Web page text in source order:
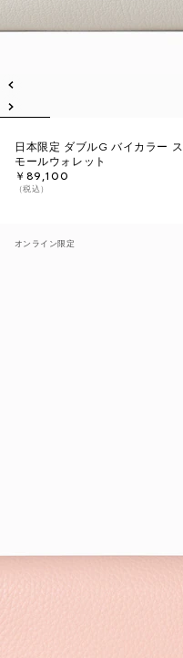
日本限定 ダブルG バイカラー ス
モールウォレット
￥89,100
（税込）
オンライン限定